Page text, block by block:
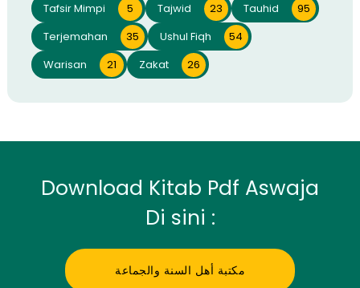
Tafsir Mimpi
5 Tajwid 23 Tauhid
95
Terjemahan
35 Ushul Fiqh
54
Warisan
21 Zakat 26
Download Kitab Pdf Aswaja
Di sini :
مكتبة أهل السنة والجماعة